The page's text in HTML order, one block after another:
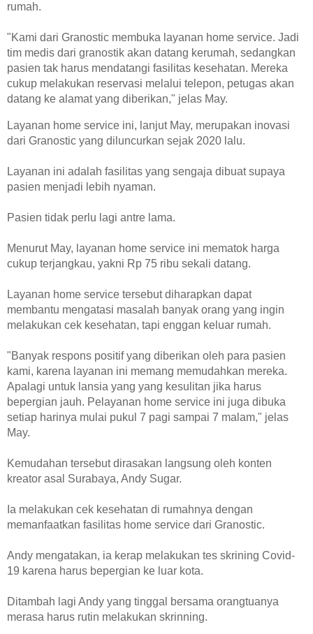
rumah.
"Kami dari Granostic membuka layanan home service. Jadi
tim medis dari granostik akan datang kerumah, sedangkan
pasien tak harus mendatangi fasilitas kesehatan. Mereka
cukup melakukan reservasi melalui telepon, petugas akan
datang ke alamat yang diberikan," jelas May.
Layanan home service ini, lanjut May, merupakan inovasi
dari Granostic yang diluncurkan sejak 2020 lalu.
Layanan ini adalah fasilitas yang sengaja dibuat supaya
pasien menjadi lebih nyaman.
Pasien tidak perlu lagi antre lama.
Menurut May, layanan home service ini mematok harga
cukup terjangkau, yakni Rp 75 ribu sekali datang.
Layanan home service tersebut diharapkan dapat
membantu mengatasi masalah banyak orang yang ingin
melakukan cek kesehatan, tapi enggan keluar rumah.
"Banyak respons positif yang diberikan oleh para pasien
kami, karena layanan ini memang memudahkan mereka.
Apalagi untuk lansia yang yang kesulitan jika harus
bepergian jauh. Pelayanan home service ini juga dibuka
setiap harinya mulai pukul 7 pagi sampai 7 malam," jelas
May.
Kemudahan tersebut dirasakan langsung oleh konten
kreator asal Surabaya, Andy Sugar.
Ia melakukan cek kesehatan di rumahnya dengan
memanfaatkan fasilitas home service dari Granostic.
Andy mengatakan, ia kerap melakukan tes skrining Covid-
19 karena harus bepergian ke luar kota.
Ditambah lagi Andy yang tinggal bersama orangtuanya
merasa harus rutin melakukan skrinning.